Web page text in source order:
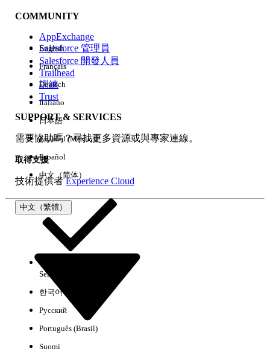
經驗
以下是搜尋小祕訣
COMMUNITY
AppExchange
Salesforce 管理員
Salesforce 開發人員
Trailhead
訓練
Trust
SUPPORT & SERVICES
需要協助嗎？尋找更多資源或與專家連線。
取得支援
技術提供者Experience Cloud
中文（繁體）
English
Français
Deutsch
Italiano
日本語
Español (México)
Español
中文（简体）
Select Org
한국어
Русский
Português (Brasil)
Suomi